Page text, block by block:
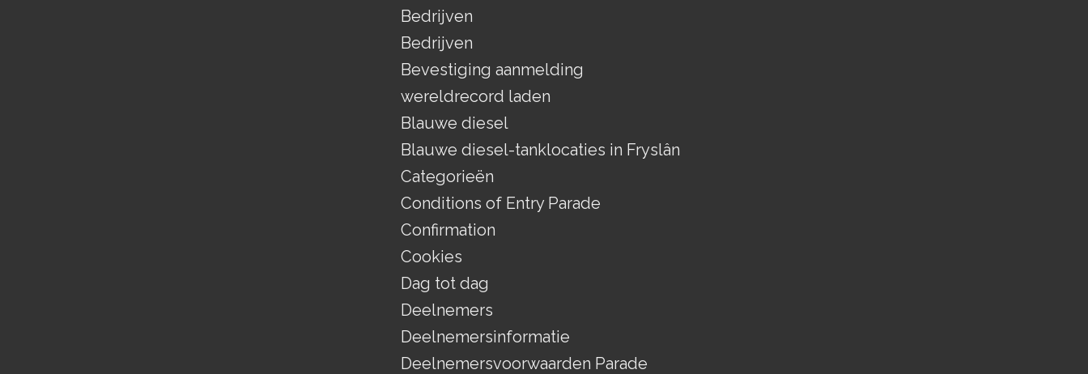
Bedrijven
Bedrijven
Bevestiging aanmelding
wereldrecord laden
Blauwe diesel
Blauwe diesel-tanklocaties in Fryslân
Categorieën
Conditions of Entry Parade
Confirmation
Cookies
Dag tot dag
Deelnemers
Deelnemersinformatie
Deelnemersvoorwaarden Parade